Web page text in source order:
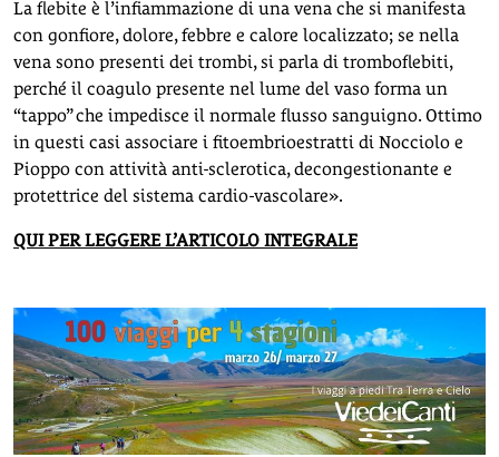
La flebite è l’infiammazione di una vena che si manifesta
con gonfiore, dolore, febbre e calore localizzato; se nella
vena sono presenti dei trombi, si parla di tromboflebiti,
perché il coagulo presente nel lume del vaso forma un
“tappo” che impedisce il normale flusso sanguigno. Ottimo
in questi casi associare i fitoembrioestratti di Nocciolo e
Pioppo con attività anti-sclerotica, decongestionante e
protettrice del sistema cardio-vascolare».
QUI PER LEGGERE L’ARTICOLO INTEGRALE